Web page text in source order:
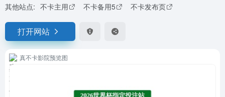
其他站点: 不卡主用 不卡备用5 不卡发布页
打开网站
真不卡影院预览图